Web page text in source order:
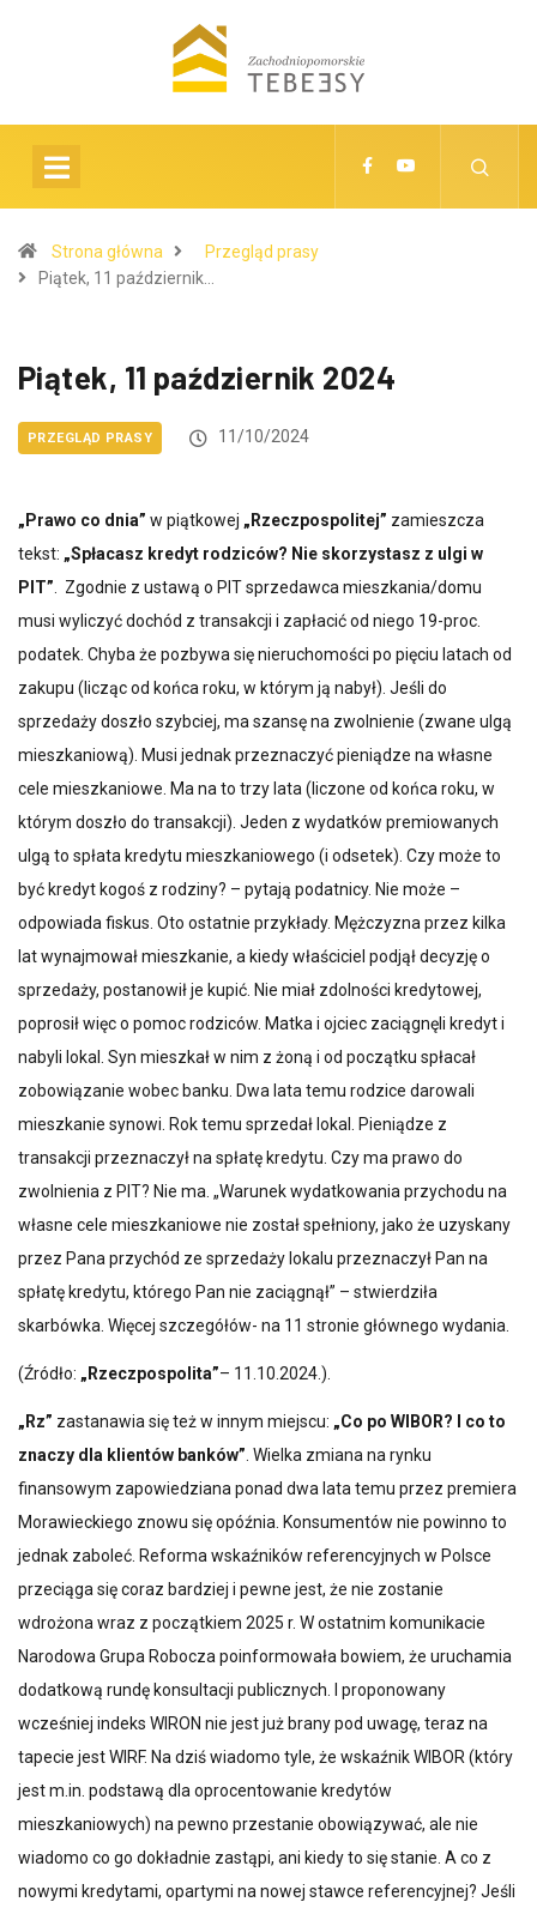
Strona główna
Przegląd prasy
Piątek, 11 październik…
Piątek, 11 październik 2024
PRZEGLĄD PRASY 11/10/2024
„Prawo co dnia” w piątkowej „Rzeczpospolitej” zamieszcza
tekst: „Spłacasz kredyt rodziców? Nie skorzystasz z ulgi w
PIT” . Zgodnie z ustawą o PIT sprzedawca mieszkania/domu
musi wyliczyć dochód z transakcji i zapłacić od niego 19-proc.
podatek. Chyba że pozbywa się nieruchomości po pięciu latach od
zakupu (licząc od końca roku, w którym ją nabył). Jeśli do
sprzedaży doszło szybciej, ma szansę na zwolnienie (zwane ulgą
mieszkaniową). Musi jednak przeznaczyć pieniądze na własne
cele mieszkaniowe. Ma na to trzy lata (liczone od końca roku, w
którym doszło do transakcji). Jeden z wydatków premiowanych
ulgą to spłata kredytu mieszkaniowego (i odsetek). Czy może to
być kredyt kogoś z rodziny? – pytają podatnicy. Nie może –
odpowiada fiskus. Oto ostatnie przykłady. Mężczyzna przez kilka
lat wynajmował mieszkanie, a kiedy właściciel podjął decyzję o
sprzedaży, postanowił je kupić. Nie miał zdolności kredytowej,
poprosił więc o pomoc rodziców. Matka i ojciec zaciągnęli kredyt i
nabyli lokal. Syn mieszkał w nim z żoną i od początku spłacał
zobowiązanie wobec banku. Dwa lata temu rodzice darowali
mieszkanie synowi. Rok temu sprzedał lokal. Pieniądze z
transakcji przeznaczył na spłatę kredytu. Czy ma prawo do
zwolnienia z PIT? Nie ma. „Warunek wydatkowania przychodu na
własne cele mieszkaniowe nie został spełniony, jako że uzyskany
przez Pana przychód ze sprzedaży lokalu przeznaczył Pan na
spłatę kredytu, którego Pan nie zaciągnął” – stwierdziła
skarbówka. Więcej szczegółów- na 11 stronie głównego wydania.
(Źródło: „Rzeczpospolita”– 11.10.2024.).
„Rz” zastanawia się też w innym miejscu: „Co po WIBOR? I co to
znaczy dla klientów banków” . Wielka zmiana na rynku
finansowym zapowiedziana ponad dwa lata temu przez premiera
Morawieckiego znowu się opóźnia. Konsumentów nie powinno to
jednak zaboleć. Reforma wskaźników referencyjnych w Polsce
przeciąga się coraz bardziej i pewne jest, że nie zostanie
wdrożona wraz z początkiem 2025 r. W ostatnim komunikacie
Narodowa Grupa Robocza poinformowała bowiem, że uruchamia
dodatkową rundę konsultacji publicznych. I proponowany
wcześniej indeks WIRON nie jest już brany pod uwagę, teraz na
tapecie jest WIRF. Na dziś wiadomo tyle, że wskaźnik WIBOR (który
jest m.in. podstawą dla oprocentowanie kredytów
mieszkaniowych) na pewno przestanie obowiązywać, ale nie
wiadomo co go dokładnie zastąpi, ani kiedy to się stanie. A co z
nowymi kredytami, opartymi na nowej stawce referencyjnej? Jeśli